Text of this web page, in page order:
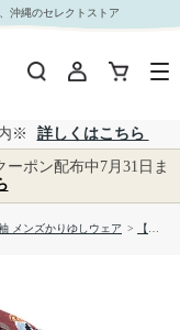
なわセレクト サンエー公式通販
沖縄のセレクトストア
※
詳しくはこちら
ポン配布中7月31日ま
メンズかりゆしウェア > 【送料無料】サマータイム柄かりゆしウェアFEM05013S